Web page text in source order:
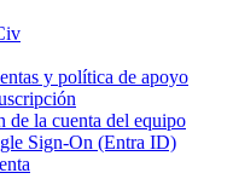
y política de apoyo
de la cuenta del equipo
Sign-On (Entra ID)